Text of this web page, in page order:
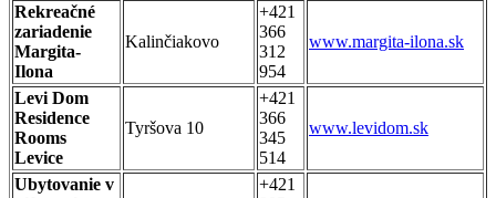
Rekreačné
zariadenie
Margita-
Ilona
Kalinčiakovo
+421
366
312
954
www.margita-ilona.sk
Levi Dom
Residence
Rooms
Levice
Tyršova 10
+421
366
345
514
www.levidom.sk
Ubytovanie v
+421